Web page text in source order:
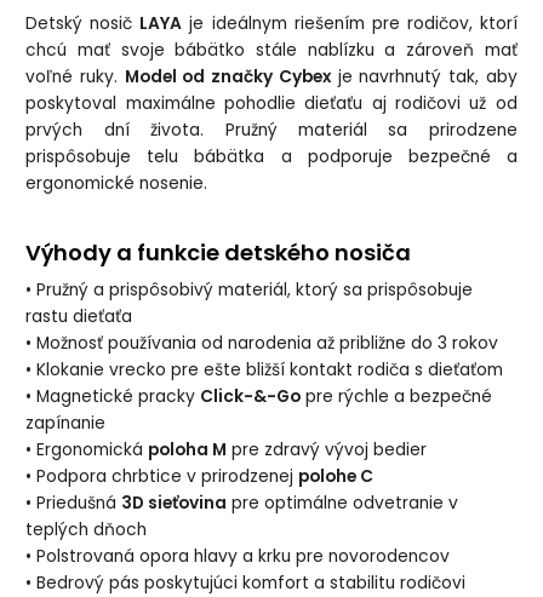
Detský nosič LAYA je ideálnym riešením pre rodičov, ktorí
chcú mať svoje bábätko stále nablízku a zároveň mať
voľné ruky. Model od značky Cybexje navrhnutý tak, aby
poskytoval maximálne pohodlie dieťaťu aj rodičovi už od
prvých dní života. Pružný materiál sa prirodzene
prispôsobuje telu bábätka a podporuje bezpečné a
ergonomické nosenie.
Výhody a funkcie detského nosiča
• Pružný a prispôsobivý materiál, ktorý sa prispôsobuje
rastu dieťaťa
• Možnosť používania od narodenia až približne do 3 rokov
• Klokanie vrecko pre ešte bližší kontakt rodiča s dieťaťom
• Magnetické pracky Click-&-Go pre rýchle a bezpečné
zapínanie
• Ergonomická poloha M pre zdravý vývoj bedier
• Podpora chrbtice v prirodzenej polohe C
• Priedušná 3D sieťovina pre optimálne odvetranie v
teplých dňoch
• Polstrovaná opora hlavy a krku pre novorodencov
• Bedrový pás poskytujúci komfort a stabilitu rodičovi